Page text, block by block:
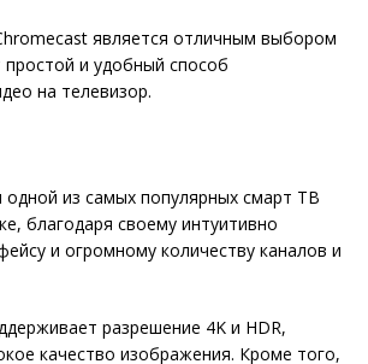
является отличным выбором
и удобный способ
на телевизор.
одной из самых популярных смарт ТВ
благодаря своему интуитивно
и огромному количеству каналов и
разрешение 4K и HDR,
качество изображения. Кроме того,